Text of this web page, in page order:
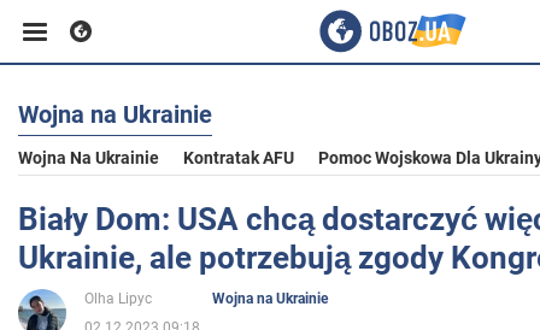
Biznes
Sport
Rozrywka
Wojna na Ukrainie
Wojna Na Ukrainie Kontratak AFU Pomoc Wojskowa Dla
Biały Dom: USA chcą dostarczyć
Ukrainie, ale potrzebują zgody
Olha Lipyc
Wojna na Ukrainie